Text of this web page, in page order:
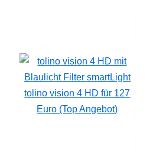
tolino vision 4 HD für 127
Euro (Top Angebot)